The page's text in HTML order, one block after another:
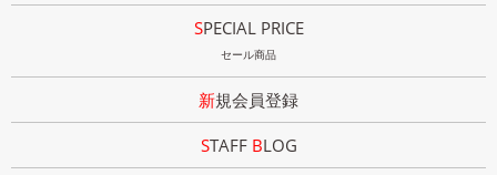
SPECIAL PRICE
セール商品
新規会員登録
STAFF BLOG